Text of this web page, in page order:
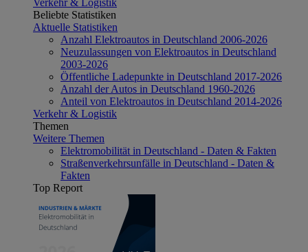
Beliebte Statistiken
Aktuelle Statistiken
Anzahl Elektroautos in Deutschland 2006-2026
Neuzulassungen von Elektroautos in Deutschland
2003-2026
Öffentliche Ladepunkte in Deutschland 2017-2026
Anzahl der Autos in Deutschland 1960-2026
Anteil von Elektroautos in Deutschland 2014-2026
Verkehr & Logistik
Themen
Weitere Themen
Elektromobilität in Deutschland - Daten & Fakten
Straßenverkehrsunfälle in Deutschland - Daten &
Fakten
Top Report